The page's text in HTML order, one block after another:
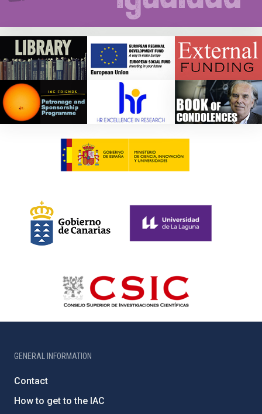
GENERAL INFORMATION
Contact
How to get to the IAC